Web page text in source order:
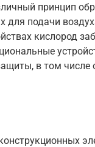
принцип
для подачи
кислород
в том числе